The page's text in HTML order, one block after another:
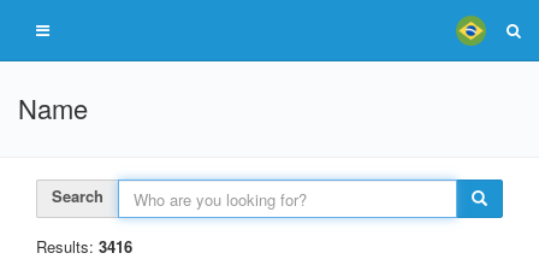
Name
Search
Results: 3416